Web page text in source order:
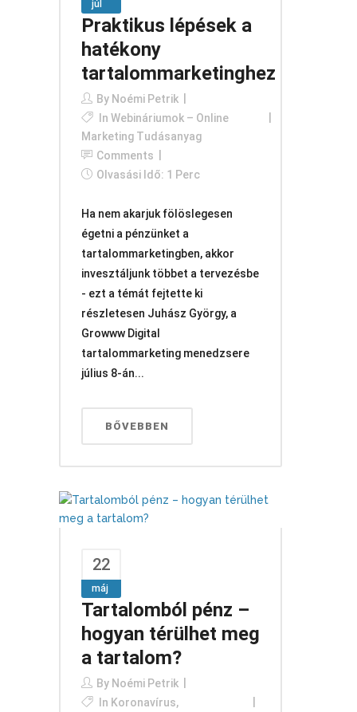
júl
Praktikus lépések a
hatékony
tartalommarketinghez
By Noémi Petrik
In Webináriumok – Online
Marketing Tudásanyag
Comments
Olvasási Idő: 1 Perc
Ha nem akarjuk fölöslegesen
égetni a pénzünket a
tartalommarketingben, akkor
invesztáljunk többet a tervezésbe
- ezt a témát fejtette ki
részletesen Juhász György, a
Growww Digital
tartalommarketing menedzsere
július 8-án...
BŐVEBBEN
22
máj
Tartalomból pénz –
hogyan térülhet meg
a tartalom?
By Noémi Petrik
In Koronavírus,